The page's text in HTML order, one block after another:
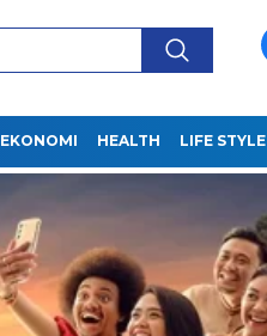
EKONOMI HEALTH LIFE STYLE